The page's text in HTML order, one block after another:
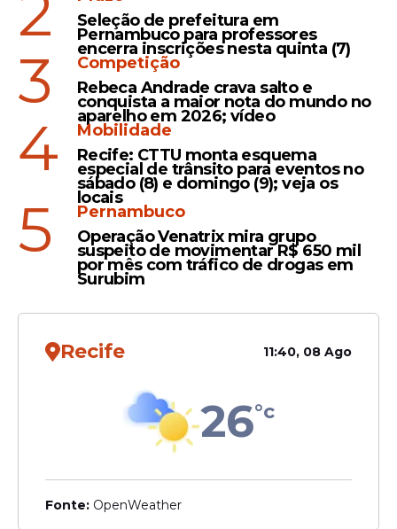
Alerta
Gripe, Rinovírus e VSR
aumentam casos graves de
doenças respiratórias no
Brasil, aponta Fiocruz
Veja Também
“Nos ambientes urbanos as
populações desses moluscos são
hortas e jardins. Como são
formadas por animais de grande
porte, com 10cm em média,
comunidades das áreas
afetadas”
Seleção de prefeitura em
Pernambuco para professores
encerra inscrições nesta quinta (7)
3
Competição
Rebeca Andrade crava salto e
conquista a maior nota do mundo no
aparelho em 2026; vídeo
4
Mobilidade
Recife: CTTU monta esquema
especial de trânsito para eventos no
sábado (8) e domingo (9); veja os
locais
5
Pernambuco
Operação Venatrix mira grupo
suspeito de movimentar R$ 650 mil
por mês com tráfico de drogas em
Surubim
Recife 11:40, 08 Ago
26°c
Fonte: OpenWeather